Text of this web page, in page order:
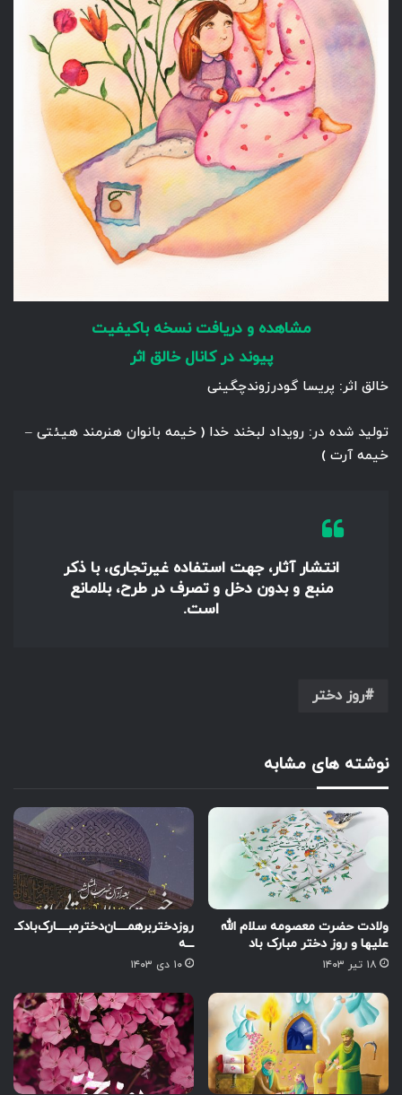
مشاهده و دریافت نسخه باکیفیت
پیوند در کانال خالق اثر
خالق اثر: پریسا گودرزوندچگینی
تولید شده در: رویداد لبخند خدا ( خیمه بانوان هنرمند هیئتی –
خیمه آرت )
انتشار آثار، جهت استفاده غیرتجاری، با ذکر
منبع و بدون دخل و تصرف در طرح، بلامانع
است.
روز دختر
نوشته های مشابه
ولادت حضرت معصومه سلام الله
علیها و روز دختر مبارک باد
۱۸ تیر ۱۴۰۳
روز‌دختر‌بر‌همــــان‌دختر‌مبــــارک‌باد‌کـ
ـــه
۱۰ دی ۱۴۰۳